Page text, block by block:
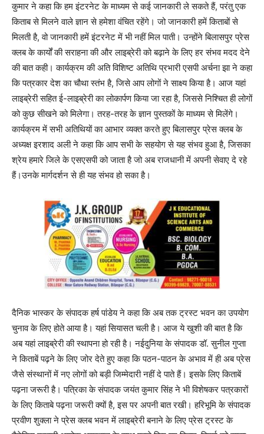
कुमार ने कहा कि हम इंटरनेट के माध्यम से कई जानकारी ले सकते हैं, परंतु एक
किताब से मिलने वाले ज्ञान से हमेशा वंचित रहेंगे। जो जानकारी हमें किताबों से
मिलती है, वो जानकारी हमें इंटरनेट में भी नहीं मिल पाती। उन्होंने बिलासपुर प्रेस
क्लब के कार्यों की सराहना की और लाइब्रेरी को बढ़ाने के लिए हर संभव मदद देने
की बात कही। कार्यक्रम की अति विशिष्ट अतिथि प्रभारी एसपी अर्चना झा ने कहा
कि पत्रकार देश का चौथा स्तंभ है, जिसे आप लोगों ने साक्ष्य किया है। आज यहां
लाइब्रेरी सहित ई-लाइब्रेरी का लोकार्पण किया जा रहा है, जिससे निश्चित ही लोगों
को कुछ सीखने को मिलेगा। तरह-तरह के ज्ञान पुस्तकों के माध्यम से मिलेंगे।
कार्यक्रम में सभी अतिथियों का आभार व्यक्त करते हुए बिलासपुर प्रेस क्लब के
अध्यक्ष इरशाद अली ने कहा कि आप सभी के सहयोग से यह संभव हुआ है, जिसका
श्रेय हमारे जिले के एसएसपी को जाता है जो अब राजधानी में अपनी सेवाए दे रहे
हैं।उनके मार्गदर्शन से ही यह संभव हो सका है।
दैनिक भास्कर के संपादक हर्ष पांडेय ने कहा कि अब तक ट्रस्ट भवन का उपयोग
चुनाव के लिए होते आया है। यहां सियासत चली है। आज ये खुशी की बात है कि
अब यहां लाइब्रेरी की स्थापना हो रही है। नईदुनिया के संपादक डॉ. सुनील गुप्ता
ने किताबें पढ़ने के लिए जोर देते हुए कहा कि पठन-पाठन के अभाव में ही अब प्रेस
जैसे संस्थानों में नए लोगों को बड़ी जिम्मेदारी नहीं दे पाते हैं। इसके लिए किताबें
पढ़ना जरूरी है। पत्रिका के संपादक जयंत कुमार सिंह ने भी विशेषकर पत्रकारों
के लिए किताबे पढ़ना जरूरी क्यों है, इस पर अपनी बात रखी। हरिभूमि के संपादक
प्रवीण शुक्ला ने प्रेस क्लब भवन में लाइब्रेरी बनाने के लिए प्रेस ट्रस्ट के